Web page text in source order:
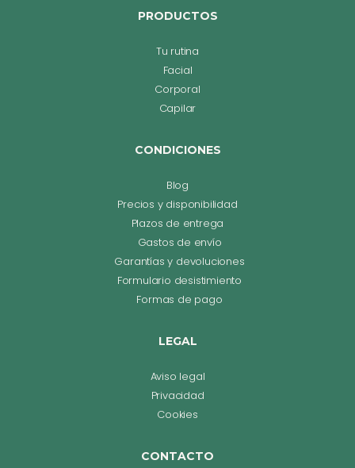
PRODUCTOS
Tu rutina
Facial
Corporal
Capilar
CONDICIONES
Blog
Precios y disponibilidad
Plazos de entrega
Gastos de envío
Garantías y devoluciones
Formulario desistimiento
Formas de pago
LEGAL
Aviso legal
Privacidad
Cookies
CONTACTO